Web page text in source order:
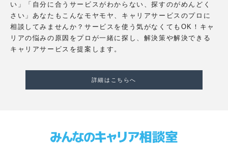
い」「自分に合うサービスがわからない、探すのがめんどく
さい」あなたもこんなモヤモヤ、キャリアサービスのプロに
相談してみませんか？サービスを使う気がなくてもOK！キャ
リアの悩みの原因をプロが一緒に探し、解決策や解決できる
キャリアサービスを提案します。
詳細はこちらへ